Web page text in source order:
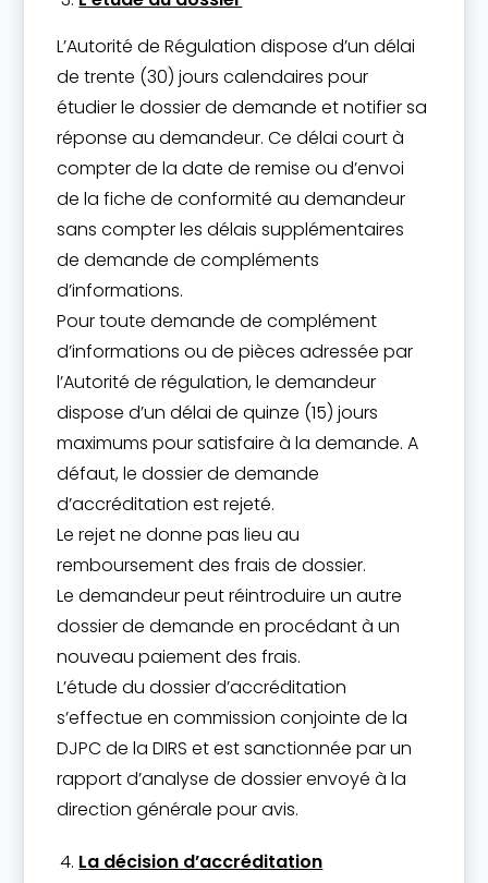
L’Autorité de Régulation dispose d’un délai
de trente (30) jours calendaires pour
étudier le dossier de demande et notifier sa
réponse au demandeur. Ce délai court à
compter de la date de remise ou d’envoi
de la fiche de conformité au demandeur
sans compter les délais supplémentaires
de demande de compléments
d’informations.
Pour toute demande de complément
d’informations ou de pièces adressée par
l’Autorité de régulation, le demandeur
dispose d’un délai de quinze (15) jours
maximums pour satisfaire à la demande. A
défaut, le dossier de demande
d’accréditation est rejeté.
Le rejet ne donne pas lieu au
remboursement des frais de dossier.
Le demandeur peut réintroduire un autre
dossier de demande en procédant à un
nouveau paiement des frais.
L’étude du dossier d’accréditation
s’effectue en commission conjointe de la
DJPC de la DIRS et est sanctionnée par un
rapport d’analyse de dossier envoyé à la
direction générale pour avis.
La décision d’accréditation